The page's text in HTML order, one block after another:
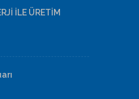
İLE ÜRETİM